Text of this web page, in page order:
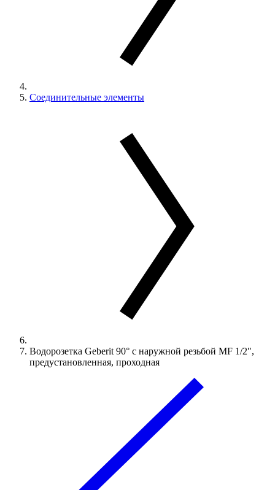
Соединительные элементы
Водорозетка Geberit 90° с наружной резьбой MF 1/2",
предустановленная, проходная